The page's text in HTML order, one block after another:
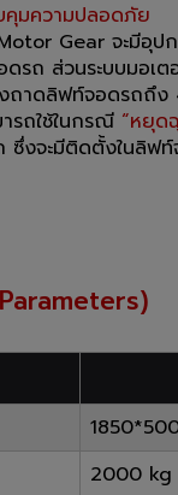
คุมความปลอดภัย
Gear จะมีอุป
รถ ส่วนระบบมอเ
ถาดลิฟท์จอดรถถึง
รถใช้ในกรณี “หยุด
ซึ่งจะมีติดตั้งในลิฟ
2000 kg